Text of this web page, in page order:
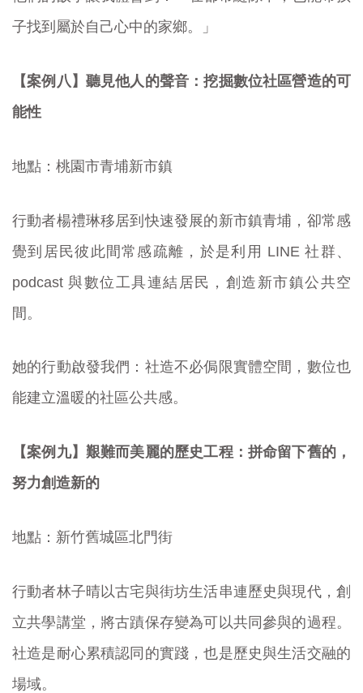
子找到屬於自己心中的家鄉。」
【案例八】聽見他人的聲音：挖掘數位社區營造的可
能性
地點：桃園市青埔新市鎮
行動者楊禮琳移居到快速發展的新市鎮青埔，卻常感
覺到居民彼此間常感疏離，於是利用 LINE 社群、
podcast 與數位工具連結居民，創造新市鎮公共空
間。
她的行動啟發我們：社造不必侷限實體空間，數位也
能建立溫暖的社區公共感。
【案例九】艱難而美麗的歷史工程：拼命留下舊的，
努力創造新的
地點：新竹舊城區北門街
行動者林子晴以古宅與街坊生活串連歷史與現代，創
立共學講堂，將古蹟保存變為可以共同參與的過程。
社造是耐心累積認同的實踐，也是歷史與生活交融的
場域。